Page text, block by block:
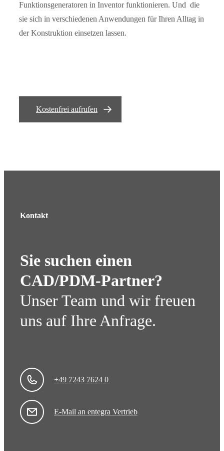
Funktionsgeneratoren in Inventor funktionieren. Und die
sie sich in verschiedenen Anwendungen für Ihren Alltag in
der Konstruktion einsetzen lassen.
Kostenfrei aufrufen
Kontakt
Sie suchen einen
CAD/PDM-Partner?
Unser Team und wir freuen
uns auf Ihre Anfrage.
+49 7243 7624 0
E-Mail an entegra Vertrieb